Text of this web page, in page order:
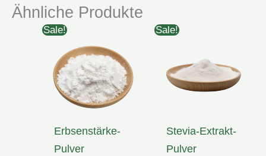
Ähnliche Produkte
Sale!
Erbsenstärke-
Pulver
Sale!
Stevia-Extrakt-
Pulver